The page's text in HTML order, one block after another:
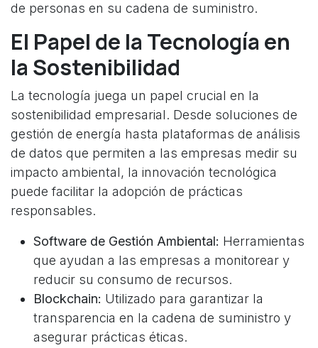
de personas en su cadena de suministro.
El Papel de la Tecnología en
la Sostenibilidad
La tecnología juega un papel crucial en la
sostenibilidad empresarial. Desde soluciones de
gestión de energía hasta plataformas de análisis
de datos que permiten a las empresas medir su
impacto ambiental, la innovación tecnológica
puede facilitar la adopción de prácticas
responsables.
Software de Gestión Ambiental: Herramientas
que ayudan a las empresas a monitorear y
reducir su consumo de recursos.
Blockchain: Utilizado para garantizar la
transparencia en la cadena de suministro y
asegurar prácticas éticas.